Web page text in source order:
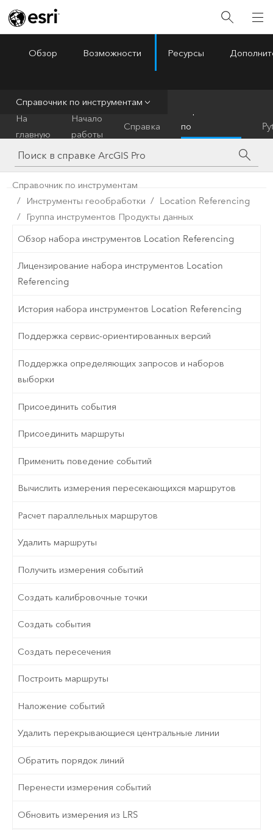
ArcGIS Pro
Обзор Возможности Ресурсы
Справочник по инструментам
На
главную
Начало
работы
Справка
по
инструментам
Справочник по инструментам
Инструменты геообработки
Location Referencing
Группа инструментов Продукты данных
Обзор набора инструментов Location Referencing
Лицензирование набора инструментов Location
Referencing
История набора инструментов Location Referencing
Поддержка сервис-ориентированных версий
Поддержка определяющих запросов и наборов
выборки
Присоединить события
Присоединить маршруты
Применить поведение событий
Вычислить измерения пересекающихся маршрутов
Расчет параллельных маршрутов
Удалить маршруты
Получить измерения событий
Создать калибровочные точки
Создать события
Создать пересечения
Построить маршруты
Наложение событий
Удалить перекрывающиеся центральные линии
Обратить порядок линий
Перенести измерения событий
Обновить измерения из LRS